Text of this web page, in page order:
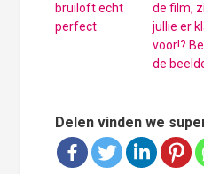
bruiloft echt
perfect
de film,
jullie er
voor!?
de
Delen vinden we